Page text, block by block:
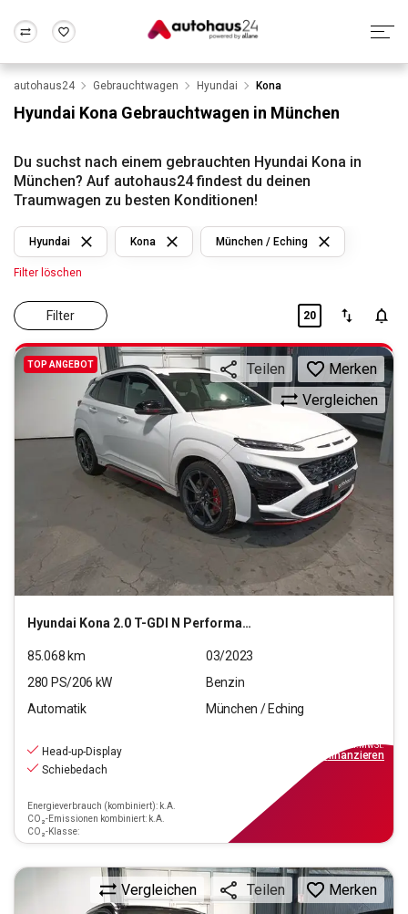
Wir bewerten dein Auto
Alle Fragen & Antworten
Rund um die Inzahlungnahme
Frankfurt Wuppertal
autohaus24 Gebrauchtwagen Hyundai Kona
Hyundai Kona Gebrauchtwagen in München
Du suchst nach einem gebrauchten Hyundai Kona in
München? Auf autohaus24 findest du deinen
Traumwagen zu besten Konditionen!
Filter
Hyundai Kona München / Eching
Filter löschen
20
TOP ANGEBOT
Hyundai Kona 2.0 T-GDI N Performance
Vergleichen
Teilen Merken
85.068 km
03/2023
280 PS/206 kW
Benzin
Automatik
München / Eching
Head-up-Display
Schiebedach
Energieverbrauch (kombiniert): k.A.
CO₂-Emissionen kombiniert: k.A.
CO₂-Klasse:
inkl.MwSt.
finanzieren
Vergleichen Teilen Merken